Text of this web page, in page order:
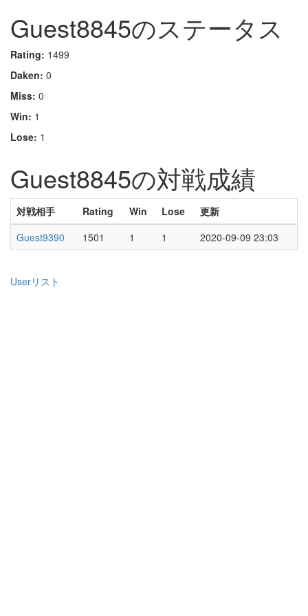
Guest8845のステータス
Rating: 1499
Daken: 0
Miss: 0
Win: 1
Lose: 1
Guest8845の対戦成績
対戦相手 Rating Win Lose
更新
Guest9390
1501 1 1 2020-09-09 23:03
Userリスト